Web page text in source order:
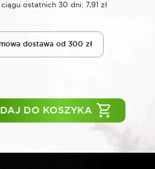
ostatnich 30 dni: 7,91 zł
dostawa od 300 zł
DO KOSZYKA